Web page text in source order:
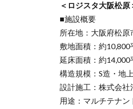
＜ロジスタ大阪松原
■施設概要
所在地：大阪府松原
敷地面積：約10,800
延床面積：約14,000
構造規模：S造・地
設計施工：株式会社
用途：マルチテナン